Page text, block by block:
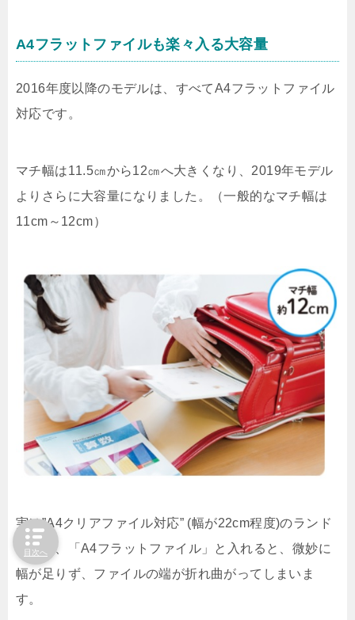
A4フラットファイルも楽々入る大容量
2016年度以降のモデルは、すべてA4フラットファイル
対応です。
マチ幅は11.5㎝から12㎝へ大きくなり、2019年モデル
よりさらに大容量になりました。（一般的なマチ幅は
11cm～12cm）
実は”A4クリアファイル対応” (幅が22cm程度)のランド
セルに、「A4フラットファイル」と入れると、微妙に
幅が足りず、ファイルの端が折れ曲がってしまいま
す。
目次へ